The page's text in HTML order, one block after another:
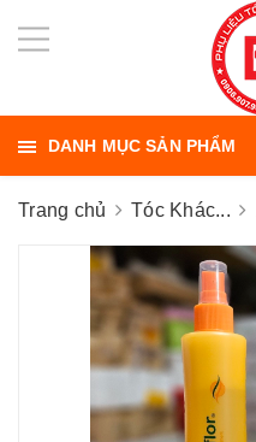
DANH MỤC SẢN PHẨM
Trang chủ Tóc Khác...